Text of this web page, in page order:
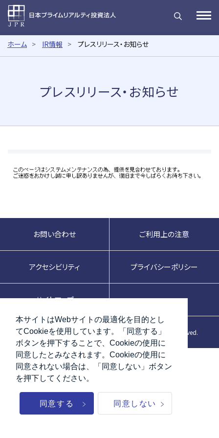
本サイトはWebサイトの最適化を目的とし
てCookieを使用しています。「同意する」
ボタンを押下することで、Cookieの使用に
同意したとみなされます。Cookieの使用に
同意されない場合は、「同意しない」ボタン
を押下してください。
同意しない
同意する
日本プライムリアルティ投資
Open
ホーム IR情報 プレスリリース・お知らせ
プレスリリース・お知らせ
お問い合わせ ご利用上の注意
アクセシビリティ プライバシーポリシー
サイトマップ
©Japan Prime Realty Investment Corporation. All Rights reserved.